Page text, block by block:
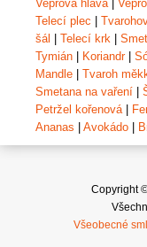
Vepřová hlava |
Telecí plec |
šál | Telecí krk |
Tymián | Koriandr|
Mandle | Tvaroh
Smetana na vaření |
Petržel kořenová |
Ananas | Avokádo |
Copyright
Všeobecné